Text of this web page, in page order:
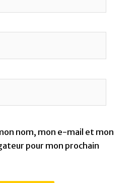
nom, mon e-mail et mon
pour mon prochain